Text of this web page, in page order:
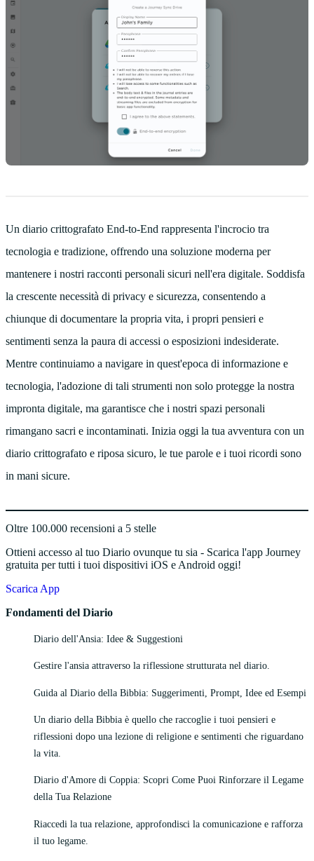
Un diario crittografato End-to-End rappresenta l'incrocio tra
tecnologia e tradizione, offrendo una soluzione moderna per
mantenere i nostri racconti personali sicuri nell'era digitale. Soddisfa
la crescente necessità di privacy e sicurezza, consentendo a
chiunque di documentare la propria vita, i propri pensieri e
sentimenti senza la paura di accessi o esposizioni indesiderate.
Mentre continuiamo a navigare in quest'epoca di informazione e
tecnologia, l'adozione di tali strumenti non solo protegge la nostra
impronta digitale, ma garantisce che i nostri spazi personali
rimangano sacri e incontaminati. Inizia oggi la tua avventura con un
diario crittografato e riposa sicuro, le tue parole e i tuoi ricordi sono
in mani sicure.
Oltre 100.000 recensioni a 5 stelle
Ottieni accesso al tuo Diario ovunque tu sia - Scarica l'app Journey
gratuita per tutti i tuoi dispositivi iOS e Android oggi!
Scarica App
Fondamenti del Diario
Diario dell'Ansia: Idee & Suggestioni
Gestire l'ansia attraverso la riflessione strutturata nel diario.
Guida al Diario della Bibbia: Suggerimenti, Prompt, Idee ed Esempi
Un diario della Bibbia è quello che raccoglie i tuoi pensieri e
riflessioni dopo una lezione di religione e sentimenti che riguardano
la vita.
Diario d'Amore di Coppia: Scopri Come Puoi Rinforzare il Legame
della Tua Relazione
Riaccedi la tua relazione, approfondisci la comunicazione e rafforza
il tuo legame.